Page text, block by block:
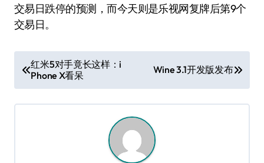
交易日跌停的预测，而今天则是乐视网复牌后第9个
交易日。
章
导
红米5对手竟长这样：i
Phone X看呆
Wine 3.1开发版发布